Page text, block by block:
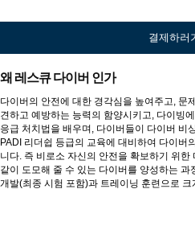
결제하러
왜 레스큐 다이버 인가
다이버의 안전에 대한 경각심을 높여주고, 문
견하고 예방하는 능력의 함양시키고, 다이빙
응급 처치법을 배우며, 다이버들이 다이버 비
PADI 리더쉽 등급의 교육에 대비하여 다이버
니다. 즉 비로소 자신의 안전을 확보하기 위
같이 도모해 줄 수 있는 다이버를 양성하는
개발(최종 시험 포함)과 트레이닝 훈련으로 크